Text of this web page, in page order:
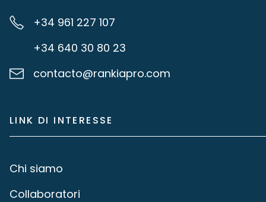
+34 961 227 107
+34 640 30 80 23
contacto@rankiapro.com
LINK DI INTERESSE
Chi siamo
Collaboratori